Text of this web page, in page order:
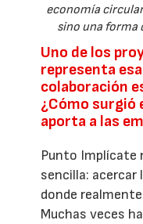
economía
sino una forma
Uno de los
representa
colaboración
¿Cómo surgió
aporta a las
Punto Implícate
sencilla: acercar
donde
Muchas veces